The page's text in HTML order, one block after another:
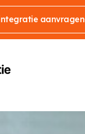
aanvragen